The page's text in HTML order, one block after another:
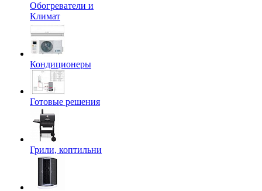
Обогреватели и
Климат
Кондиционеры
Готовые решения
Грили, коптильни